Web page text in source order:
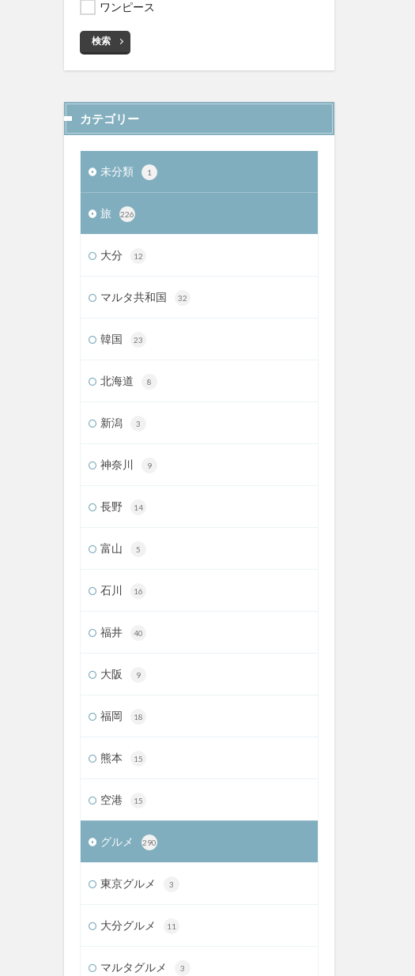
ワンピース
検索
カテゴリー
未分類 1
旅 226
大分 12
マルタ共和国 32
韓国 23
北海道 8
新潟 3
神奈川 9
長野 14
富山 5
石川 16
福井 40
大阪 9
福岡 18
熊本 15
空港 15
グルメ 290
東京グルメ 3
大分グルメ 11
マルタグルメ 3